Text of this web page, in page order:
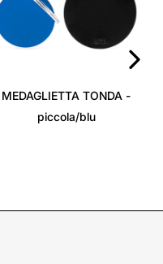
MEDAGLIETTA TONDA -
piccola/blu